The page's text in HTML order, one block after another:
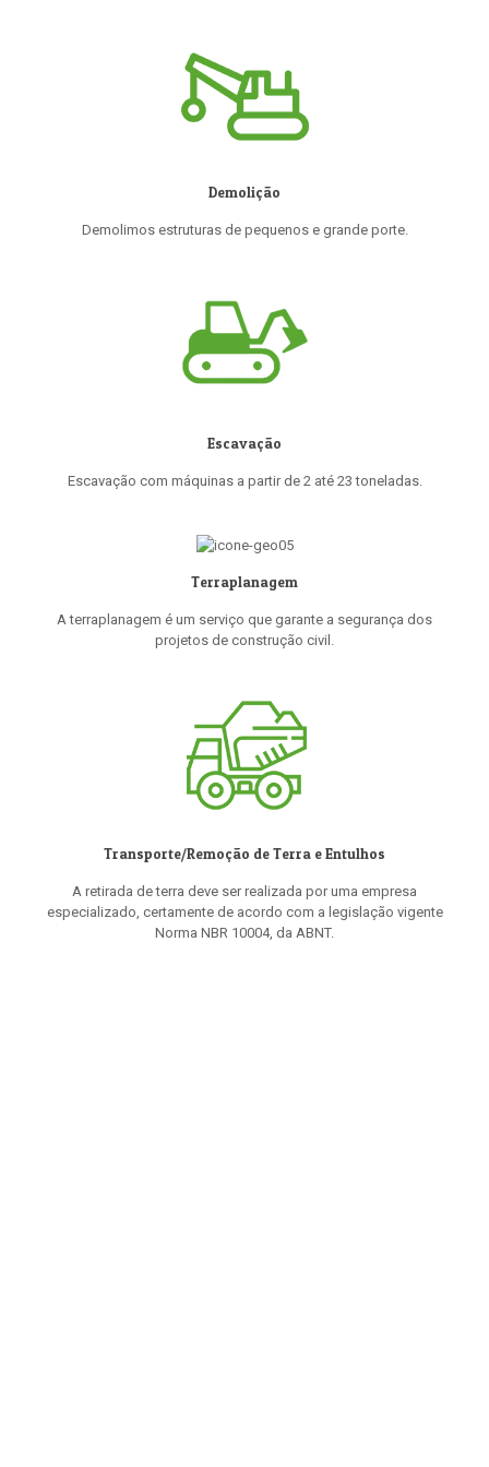
Demolição
Demolimos estruturas de pequenos e grande porte.
Escavação
Escavação com máquinas a partir de 2 até 23 toneladas.
Terraplanagem
A terraplanagem é um serviço que garante a segurança dos
projetos de construção civil.
Transporte/Remoção de Terra e Entulhos
A retirada de terra deve ser realizada por uma empresa
especializado, certamente de acordo com a legislação vigente
Norma NBR 10004, da ABNT.